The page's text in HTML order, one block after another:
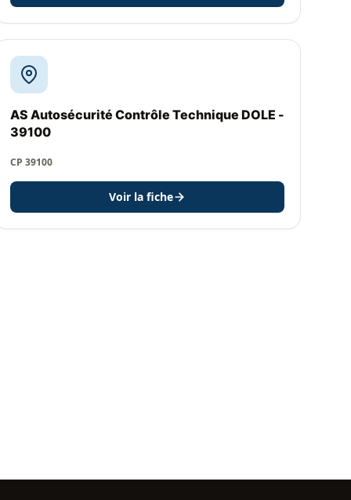
AS Autosécurité Contrôle Technique DOLE -
39100
CP 39100
Voir la fiche